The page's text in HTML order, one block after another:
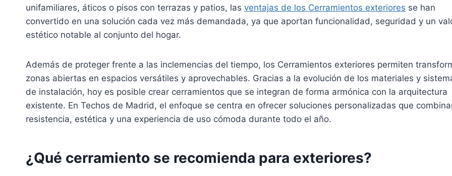
unifamiliares, áticos o pisos con terrazas y patios, las ventajas de los Cerramientos exteriores se han
convertido en una solución cada vez más demandada, ya que aportan funcionalidad, seguridad y un
estético notable al conjunto del hogar.
Además de proteger frente a las inclemencias del tiempo, los Cerramientos exteriores permiten
zonas abiertas en espacios versátiles y aprovechables. Gracias a la evolución de los materiales y
de instalación, hoy es posible crear cerramientos que se integran de forma armónica con la arquitectura
existente. En Techos de Madrid, el enfoque se centra en ofrecer soluciones personalizadas que
resistencia, estética y una experiencia de uso cómoda durante todo el año.
¿Qué cerramiento se recomienda para exteriores?